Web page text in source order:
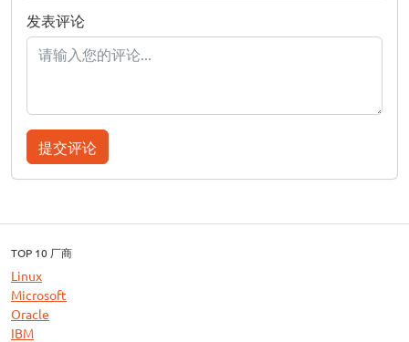
发表评论
提交评论
TOP 10 厂商
Linux
Microsoft
Oracle
IBM